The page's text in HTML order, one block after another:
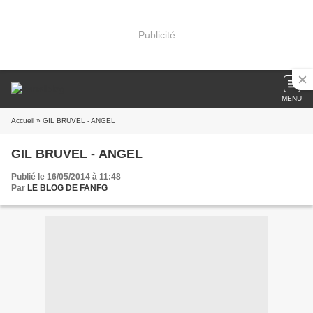
Publicité
MENU
Accueil » GIL BRUVEL - ANGEL
GIL BRUVEL - ANGEL
Publié le 16/05/2014 à 11:48
Par LE BLOG DE FANFG